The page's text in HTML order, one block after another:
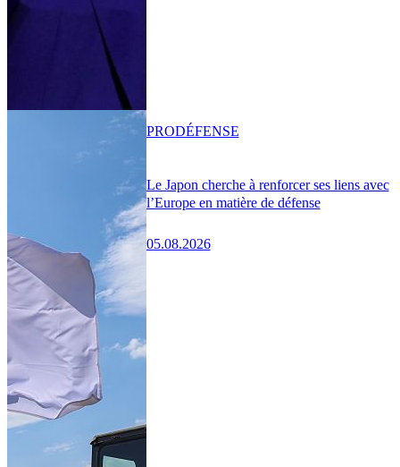
Le Japon cherche à renforcer ses liens avec
l’Europe en matière de défense
05.08.2026
PRODÉFENSE